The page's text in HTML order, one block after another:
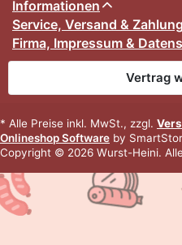
Informationen
Service, Versand & Zahlung
Firma, Impressum &
Vertrag
* Alle Preise inkl. MwSt., zzgl.
Onlineshop Software by
Copyright © 2026 Wurst-Heini.